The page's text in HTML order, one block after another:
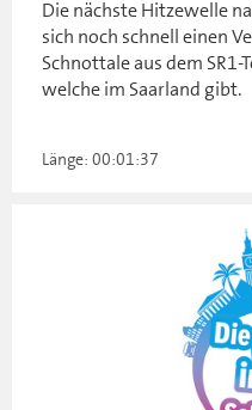
Die nächste Hitzewelle
sich noch schnell einen
Schnottale aus dem
welche im Saarland gibt.
Länge: 00:01:37